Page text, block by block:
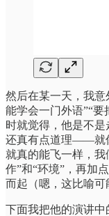
然后在某一天，我意
能学会一门外语”“
时就觉得，他是不
还真有点道理——就
就真的能飞一样，
作”和“环境”，再加
而起（嗯，这比喻可
下面我把他的演讲